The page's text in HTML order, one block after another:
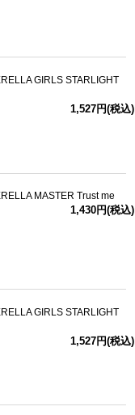
GIRLS STARLIGHT
1,527円(税込)
MASTER Trust me
1,430円(税込)
GIRLS STARLIGHT
1,527円(税込)